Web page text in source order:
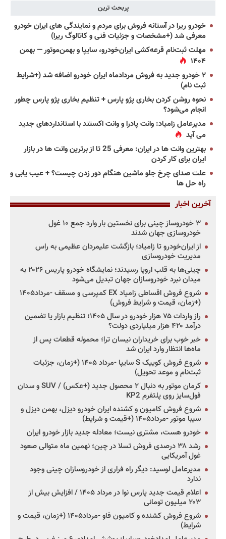
پربحث ترین
خودرو ریرا در آستانه فروش برای مردم و نمایندگی های ایران خودرو
معرفی شد (+مشخصات و جزئیات فنی و کاتالوگ ریرا)
مهلت ثبت‌نام قرعه‌کشی ایران‌خودرو، سایپا و بهمن‌موتور — بهمن
۱۴۰۴
۲ خودرو جدید به فروش مردادماه ایران خودرو اضافه شد (+شرایط
ثبت نام)
نحوه روشن کردن بخاری پژو پارس + تنظیم بخاری پژو پارس چطور
انجام می‌شود؟
مدیرعامل زامیاد: وانت پادرا و وانت اکستند با استانداردهای جدید
می آید
بهترین وانت ها در ایران: معرفی 25 تا از برترین وانت ها در بازار
ایران برای کار کردن
علت صدای چرخ جلو ماشین هنگام دور زدن چیست؟ + عیب یابی و
راه حل ها
آخرین اخبار
۳ خودروساز چینی برای نخستین بار وارد جمع ۱۰ غول
خودروسازی جهان شدند
از ایران‌خودرو تا زامیاد؛ بازگشت علیمردان عظیمی به راس
مدیریت خودروسازی
چینی‌ها به قلب اروپا رسیدند؛ نمایشگاه خودرو پاریس ۲۰۲۶ به
میدان نبرد خودروسازان جهان تبدیل می‌شود
شروع فروش اقساطی زامیاد EX کمپرسی و مسقف -مرداد۱۴۰۵
(+زمان، قیمت و شرایط فروش)
راز واردات ۷۵ هزار خودرو در سال ۱۴۰۵؛ تنظیم بازار یا تضمین
درآمد ۴۲۰ هزار میلیاردی دولت؟
خبر خوب برای خریداران نیسان ترا؛ محموله قطعات پس از
ماه‌ها انتظار وارد ایران شد
شروع فروش کوییک S سایپا -مرداد ۱۴۰۵ (+زمان، جزئیات
ثبت‌نام و موعد تحویل)
کرمان موتور به دنبال ۲ محصول جدید (+عکس) / SUV و سدان
فول‌سایز روی پلتفرم KP2
شروع فروش کامیون و کشنده ایران خودرو دیزل، بهمن دیزل و
سیبا موتور -مرداد۱۴۰۵ (+قیمت و شرایط)
خودرو هست، مشتری نیست؛ معادله جدید بازار خودرو ایران
رشد ۳۸ درصدی فروش تسلا در چین؛ نهمین ماه متوالی صعود
غول آمریکایی
مدیرعامل لوسید: دیگر راه فراری از خودروسازان چینی وجود
ندارد
اعلام قیمت جدید پارس نوا در مرداد ۱۴۰۵ / افزایش بیش از
۲۰۳ میلیون تومانی
شروع فروش کشنده و کامیون فاو -مرداد۱۴۰۵ (+زمان، قیمت و
شرایط)